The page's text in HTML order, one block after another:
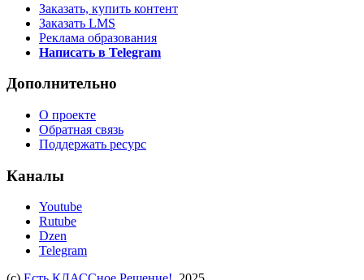
Заказать, купить контент
Заказать LMS
Реклама образования
Написать в Telegram
Дополнительно
О проекте
Обратная связь
Поддержать ресурс
Каналы
Youtube
Rutube
Dzen
Telegram